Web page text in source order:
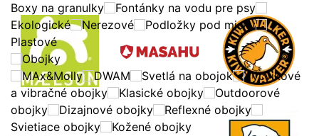
Boxy na granulky
Fontánky na vodu pre psy
Ekologické
Nerezové
Podložky pod misky
Plastové
Obojky
MAx&Molly
DWAM Svetlá na obojok
Výcvikové
a vibračné obojky
Klasické obojky
Outdoorové
obojky
Dizajnové obojky
Reflexné obojky
Svietiace obojky
Kožené obojky